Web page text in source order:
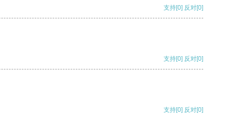
支持[0] 反对[0]
支持[0] 反对[0]
支持[0] 反对[0]